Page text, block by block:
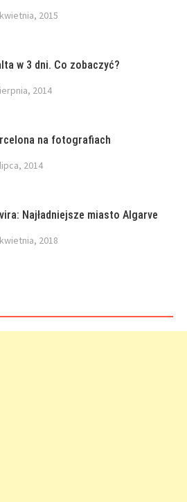
2015
w 3 dni. Co zobaczyć?
2014
na fotografiach
2014
Najładniejsze miasto Algarve
2018